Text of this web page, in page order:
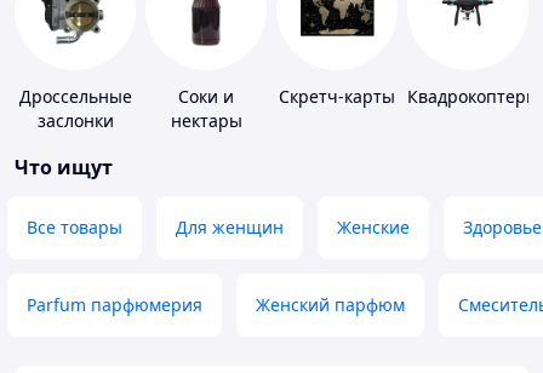
Дроссельные
заслонки
Соки и
нектары
Скретч-карты Квадрокоптеры
Что ищут
Все товары Для женщин Женские Здоровье
Parfum парфюмерия Женский парфюм